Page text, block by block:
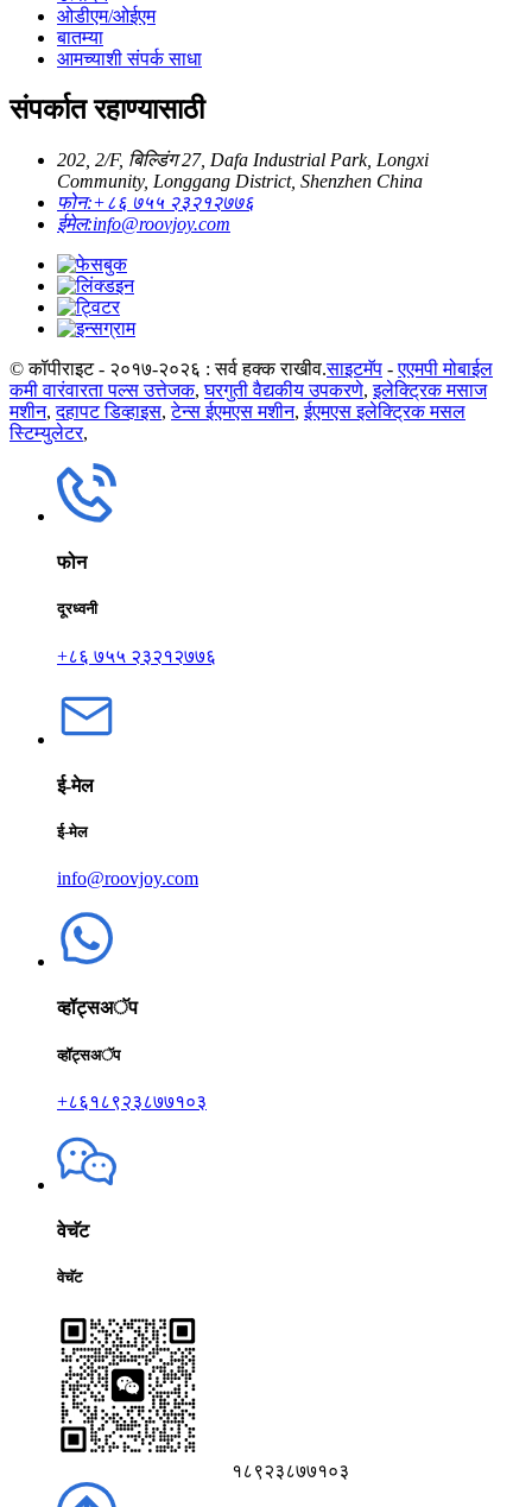
ओडीएम/ओईएम
बातम्या
आमच्याशी संपर्क साधा
संपर्कात रहाण्यासाठी
202, 2/F, बिल्डिंग 27, Dafa Industrial Park, Longxi
Community, Longgang District, Shenzhen China
फोन:+८६ ७५५ २३२१२७७६
ईमेल:info@roovjoy.com
© कॉपीराइट - २०१७-२०२६ : सर्व हक्क राखीव.साइटमॅप -एएमपी मोबाईल
कमी वारंवारता पल्स उत्तेजक,घरगुती वैद्यकीय उपकरणे,इलेक्ट्रिक मसाज
मशीन,दहापट डिव्हाइस,टेन्स ईएमएस मशीन,ईएमएस इलेक्ट्रिक मसल
स्टिम्युलेटर,
फोन
दूरध्वनी
+८६ ७५५ २३२१२७७६
ई-मेल
ई-मेल
info@roovjoy.com
व्हॉट्सअॅप
व्हॉट्सअॅप
+८६१८९२३८७७१०३
वेचॅट
वेचॅट
१८९२३८७७१०३